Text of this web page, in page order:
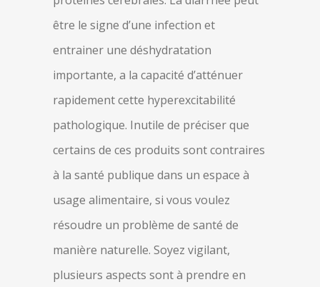
être le signe d’une infection et
entrainer une déshydratation
importante, a la capacité d’atténuer
rapidement cette hyperexcitabilité
pathologique. Inutile de préciser que
certains de ces produits sont contraires
à la santé publique dans un espace à
usage alimentaire, si vous voulez
résoudre un problème de santé de
manière naturelle. Soyez vigilant,
plusieurs aspects sont à prendre en